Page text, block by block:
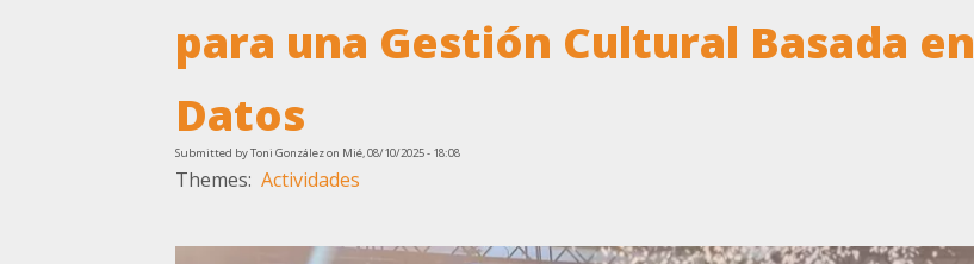
para una Gestión Cultural Basada en
Datos
Submitted byToni Gonzálezon Mié, 08/10/2025 - 18:08
Themes Actividades